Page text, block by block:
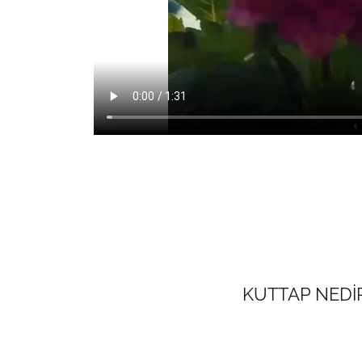
KUTTAP